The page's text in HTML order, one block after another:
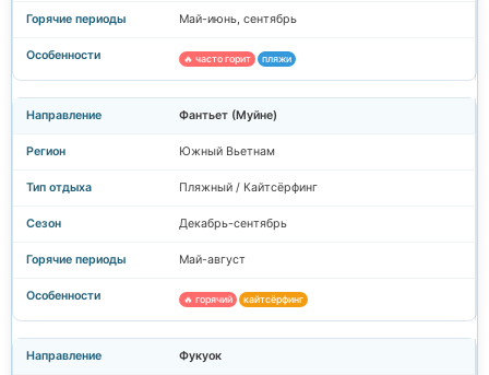
Май-июнь, сентябрь
🔥 часто горит пляжи
Фантьет (Муйне)
Южный Вьетнам
Пляжный / Кайтсёрфинг
Декабрь-сентябрь
Май-август
🔥 горячий кайтсёрфинг
Фукуок